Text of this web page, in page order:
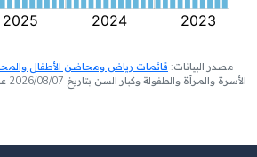
مصدر البيانات: قائمات رياض ومحاضن الأطفال
الأسرة والمرأة والطفولة وكبار السن بتاريخ 2026/08/07 على الساعة 16:31